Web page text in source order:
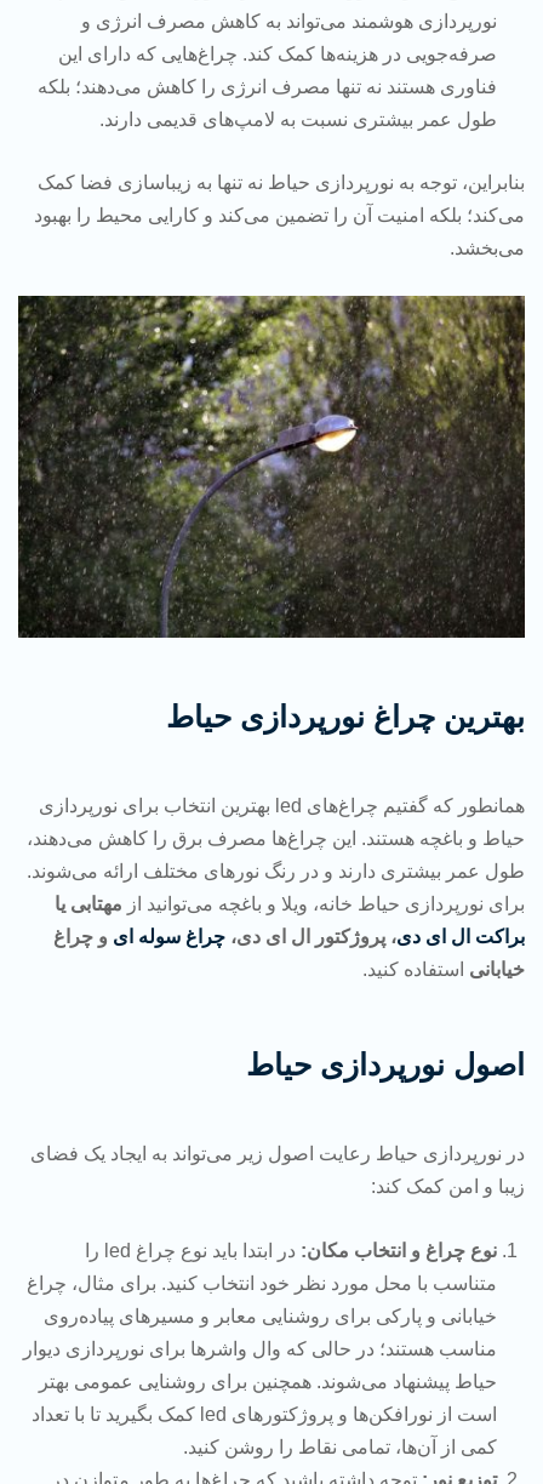
نورپردازی هوشمند می‌تواند به کاهش مصرف انرژی و
صرفه‌جویی در هزینه‌ها کمک کند. چراغ‌هایی که دارای این
فناوری هستند نه تنها مصرف انرژی را کاهش می‌دهند؛ بلکه
طول عمر بیشتری نسبت به لامپ‌های قدیمی دارند.
بنابراین، توجه به نورپردازی حیاط نه تنها به زیباسازی فضا کمک
می‌کند؛ بلکه امنیت آن را تضمین می‌کند و کارایی محیط را بهبود
می‌بخشد.
بهترین چراغ نورپردازی حیاط
همانطور که گفتیم چراغ‌های led بهترین انتخاب برای نورپردازی
حیاط و باغچه هستند. این چراغ‌ها مصرف برق را کاهش می‌دهند،
طول عمر بیشتری دارند و در رنگ نورهای مختلف ارائه می‌شوند.
برای نورپردازی حیاط خانه، ویلا و باغچه می‌توانید از مهتابی یا
براکت ال ای دی، پروژکتور ال ای دی، چراغ سوله ای و چراغ
خیابانی استفاده کنید.
اصول نورپردازی حیاط
در نورپردازی حیاط رعایت اصول زیر می‌تواند به ایجاد یک فضای
زیبا و امن کمک کند:
نوع چراغ و انتخاب مکان:
در ابتدا باید نوع چراغ‌ led را
متناسب با محل مورد نظر خود انتخاب کنید. برای مثال، چراغ
خیابانی و پارکی برای روشنایی معابر و مسیرهای پیاده‌روی
مناسب هستند؛ در حالی که وال واشرها برای نورپردازی دیوار
حیاط پیشنهاد می‌شوند. همچنین برای روشنایی عمومی بهتر
است از نورافکن‌ها و پروژکتورهای led کمک بگیرید تا با تعداد
کمی از آن‌ها، تمامی نقاط را روشن کنید.
توزیع نور: توجه داشته باشید که چراغ‌ها به طور متوازن در